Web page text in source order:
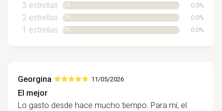
3 estrellas 0% 0.0%
2 estrellas 0% 0.0%
1 estrellas 0% 0.0%
Georgina 11/05/2026
El mejor
Lo gasto desde hace mucho tiempo. Para mí, el